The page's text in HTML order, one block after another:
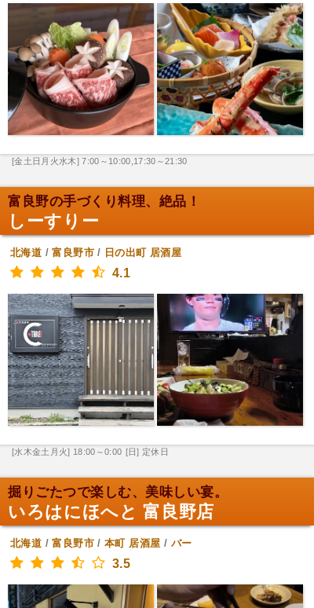
[金土日月火水木] 7:00～10:00,17:30～21:30
富良野の手づくり料理、絶品！
しーすりー
北海道 /富良野市/ 日の出町 居酒屋
4.1
[水木金土月火] 18:00～0:00 [日] 定休日
掘りごたつで楽しむ、美味しい宴。
いろはにほへと 富良野店
北海道 /富良野市/本町 居酒屋 / バー
3.5